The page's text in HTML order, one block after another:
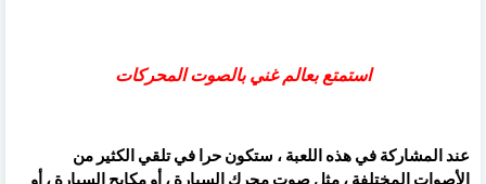
استمتع بعالم غني بالصوت المحركات
عند المشاركة في هذه اللعبة ، ستكون حرا في تلقي الكثير من
الأصوات المختلفة ، مثل صوت محرك السيارة ، أو مكابح السيارة ، أو